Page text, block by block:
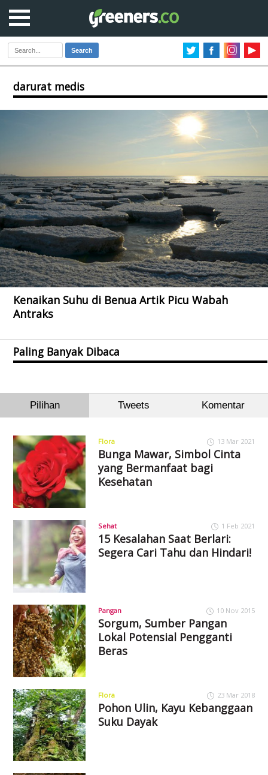
Search
darurat medis
Kenaikan Suhu di Benua Artik Picu Wabah
Antraks
Paling Banyak Dibaca
Pilihan Tweets Komentar
Flora 13 Mar 2021
Bunga Mawar, Simbol Cinta
yang Bermanfaat bagi
Kesehatan
Sehat 1 Feb 2021
15 Kesalahan Saat Berlari:
Segera Cari Tahu dan Hindari!
Pangan 10 Nov 2015
Sorgum, Sumber Pangan
Lokal Potensial Pengganti
Beras
Flora 23 Mar 2018
Pohon Ulin, Kayu Kebanggaan
Suku Dayak